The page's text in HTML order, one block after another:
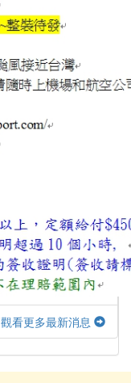
觀看更多最新消息